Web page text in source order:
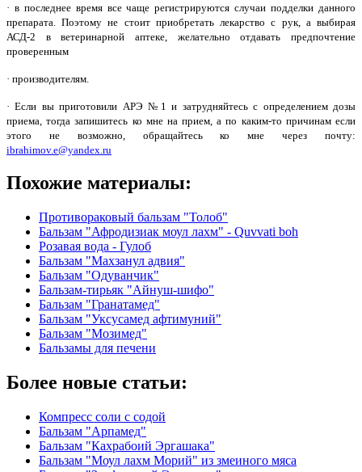
· в последнее время все чаще регистрируются случаи подделки данного
препарата. Поэтому не стоит приобретать лекарство с рук, а выбирая
АСД-2 в ветеринарной аптеке, желательно отдавать предпочтение
проверенным
· производителям.
· Если вы приготовили АРЭ №1 и затрудняйтесь с определением дозы
приема, тогда запишитесь ко мне на прием, а по каким-то причинам если
этого не возможно, обращайтесь ко мне через почту:
ibrahimov.e@yandex.ru
Похожие материалы:
Противораковый бальзам "Толоб"
Бальзам "Афродизиак моул лахм" - Quvvati boh
Розавая вода - Гулоб
Бальзам "Махзанул адвия"
Бальзам "Одуванчик"
Бальзам-тирьяк "Айнуш-шифо"
Бальзам "Гранатамед"
Бальзам "Уксусамед афтимуний"
Бальзам "Мозимед"
Бальзамы для печени
Более новые статьи:
Компресс соли с содой
Бальзам "Арпамед"
Бальзам "Кахрабоий Эргашака"
Бальзам "Моул лахм Морий" из змеиного мяса